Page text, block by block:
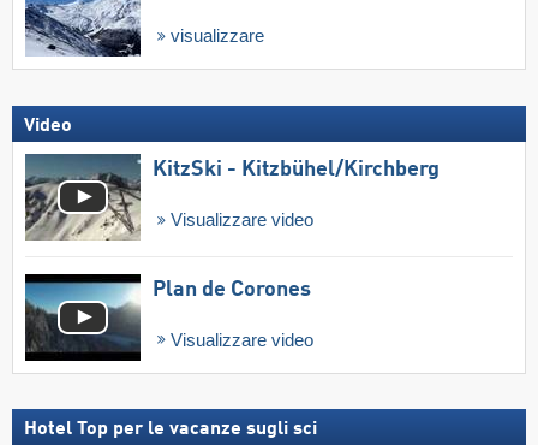
visualizzare
Video
KitzSki - Kitzbühel/​Kirchberg
Visualizzare video
Plan de Corones
Visualizzare video
Hotel Top per le vacanze sugli sci